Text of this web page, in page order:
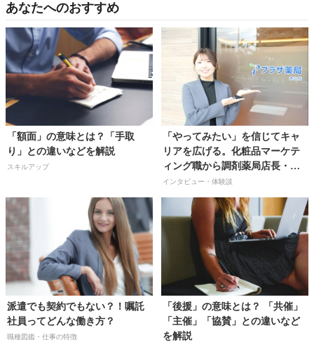
あなたへのおすすめ
「額面」の意味とは？「手取
り」との違いなどを解説
スキルアップ
「やってみたい」を信じてキャ
リアを広げる。化粧品マーケテ
ィング職から調剤薬局店長・管
理薬剤師・人事・教育の多職種
兼任へ【株式会社プラザ薬局／
藤井優佳さん】
インタビュー・体験談
派遣でも契約でもない？！嘱託
社員ってどんな働き方？
職種図鑑・仕事の特徴
「後援」の意味とは？ 「共催」
「主催」「協賛」との違いなど
を解説